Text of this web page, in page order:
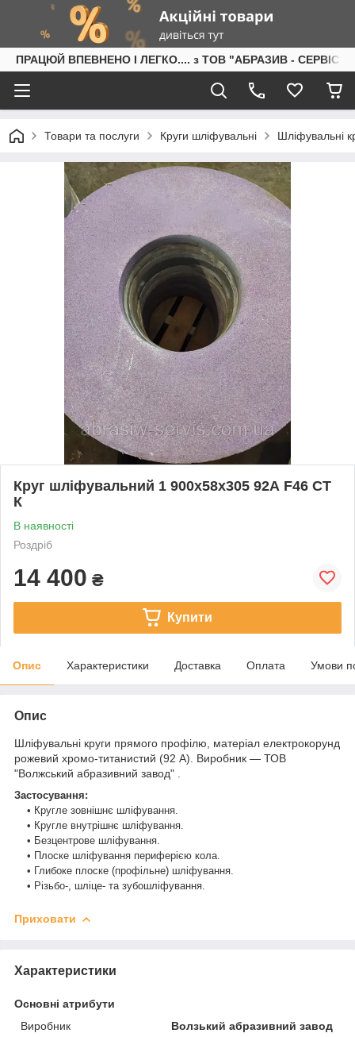
ПРАЦЮЙ ВПЕВНЕНО І ЛЕГКО.... з ТОВ "АБРАЗИВ - СЕРВІС"
Товари та послуги Круги шліфувальні Шліфувальні
Круг шліфувальний 1 900х58х305 92А F46 СТ
К
В наявності
Роздріб
14 400 ₴
Купити
Опис Характеристики Доставка Оплата Умови
Опис
Шліфувальні круги прямого профілю, матеріал електрокорунд
рожевий хромо-титанистий (92 А). Виробник — ТОВ
"Волжський абразивний завод" .
Застосування:
• Кругле зовнішнє шліфування.
• Кругле внутрішнє шліфування.
• Безцентрове шліфування.
• Плоске шліфування периферією кола.
• Глибоке плоске (профільне) шліфування.
• Різьбо-, шліце- та зубошліфування.
Приховати
Характеристики
Основні атрибути
Виробник
Волзький абразивний завод